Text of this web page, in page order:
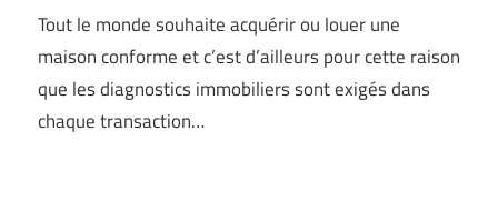
Tout le monde souhaite acquérir ou louer une
maison conforme et c’est d’ailleurs pour cette raison
que les diagnostics immobiliers sont exigés dans
chaque transaction…